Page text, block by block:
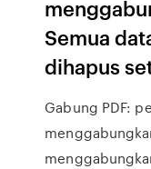
Semua
dihapus
Gabung PDF: